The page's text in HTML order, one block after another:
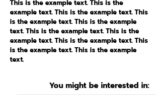
This is the example text. This is the
example text. This is the example text. This
is the example text. This is the example
text. This is the example text. This is the
example text. This is the example text. This
is the example text. This is the example
text.
You might be interested in: